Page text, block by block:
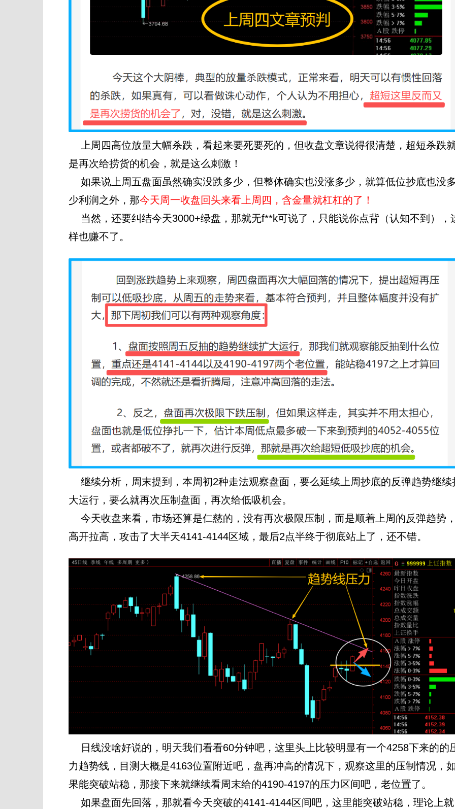
上周四高位放量大幅杀跌，看起来要死要死的，但收盘文章说得很清楚，超短杀跌
是再次给捞货的机会，就是这么刺激！
如果说上周五盘面虽然确实没跌多少，但整体确实也没涨多少，就算低位抄底也没
少利润之外，那今天周一收盘回头来看上周四，含金量就杠杠的了！
当然，还要纠结今天3000+绿盘，那就无f**k可说了，只能说你点背（认知不到），
样也赚不了。
继续分析，周末提到，本周初2种走法观察盘面，要么延续上周抄底的反弹趋势继续
大运行，要么就再次压制盘面，再次给低吸机会。
今天收盘来看，市场还算是仁慈的，没有再次极限压制，而是顺着上周的反弹趋势
高开拉高，攻击了大半天4141-4144区域，最后2点半终于彻底站上了，还不错。
日线没啥好说的，明天我们看看60分钟吧，这里头上比较明显有一个4258下来的的
力趋势线，目测大概是4163位置附近吧，盘再冲高的情况下，观察这里的压制情况，
果能突破站稳，那接下来就继续看周末给的4190-4197的压力区间吧，老位置了。
如果盘面先回落，那就看今天突破的4141-4144区间吧，这里能突破站稳，理论上就